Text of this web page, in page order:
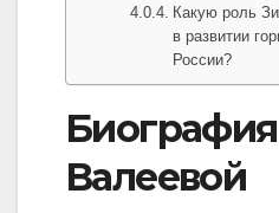
Какую роль
в развитии
России?
Валеевой